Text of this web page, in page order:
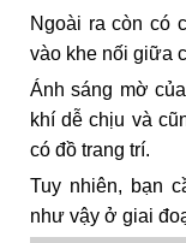
Ngoài ra còn có
vào khe nối giữa
Ánh sáng mờ
khí dễ chịu và
có đồ trang trí.
Tuy nhiên, bạn
như vậy ở giai